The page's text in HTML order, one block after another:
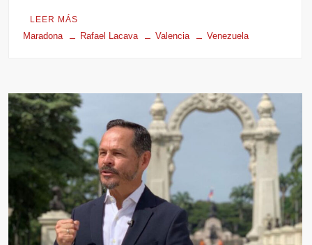
LEER MÁS
Maradona Rafael Lacava Valencia Venezuela